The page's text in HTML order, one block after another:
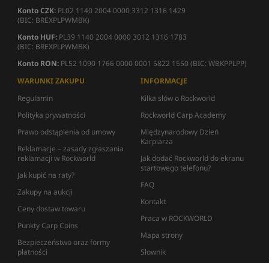
Konto CZK: PL02 1140 2004 0000 3312 1316 1429
(BIC: BREXPLPWMBK)
Konto HUF: PL39 1140 2004 0000 3012 1316 1783
(BIC: BREXPLPWMBK)
Konto RON: PL52 1090 1766 0000 0001 5822 1550 (BIC: WBKPPLPP)
WARUNKI ZAKUPU
Regulamin
Polityka prywatności
Prawo odstąpienia od umowy
Reklamacje – zasady zgłaszania
reklamacji w Rockworld
Jak kupić na raty?
Zakupy na aukcji
Ceny dostaw towaru
Punkty Carp Coins
Bezpieczeństwo oraz formy
płatności
INFORMACJE
Kilka słów o Rockworld
Rockworld Carp Academy
Międzynarodowy Dzień
Karpiarza
Jak dodać Rockworld do ekranu
startowego telefonu?
FAQ
Kontakt
Praca w ROCKWORLD
Mapa strony
Słownik